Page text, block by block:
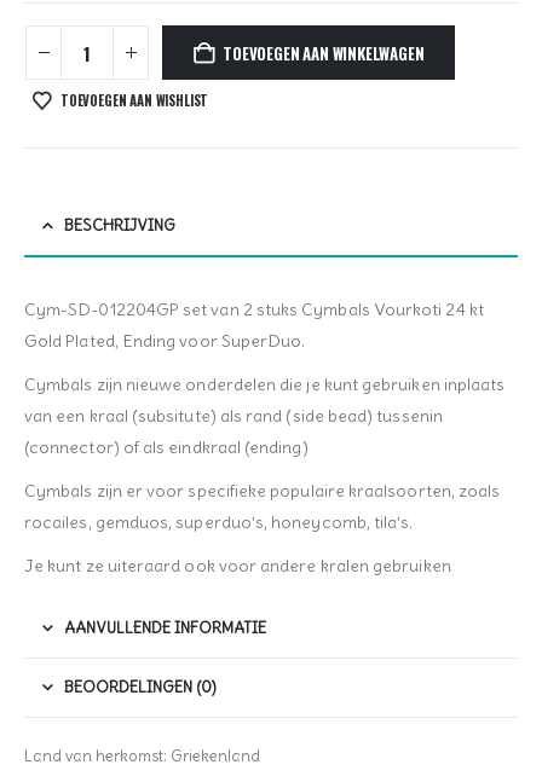
TOEVOEGEN AAN WINKELWAGEN
TOEVOEGEN AAN WISHLIST
BESCHRIJVING
Cym-SD-012204GP set van 2 stuks Cymbals Vourkoti 24 kt
Gold Plated, Ending voor SuperDuo.
Cymbals zijn nieuwe onderdelen die je kunt gebruiken inplaats
van een kraal (subsitute) als rand (side bead) tussenin
(connector) of als eindkraal (ending)
Cymbals zijn er voor specifieke populaire kraalsoorten, zoals
rocailes, gemduos, superduo’s, honeycomb, tila’s.
Je kunt ze uiteraard ook voor andere kralen gebruiken
AANVULLENDE INFORMATIE
BEOORDELINGEN (0)
Land van herkomst: Griekenland